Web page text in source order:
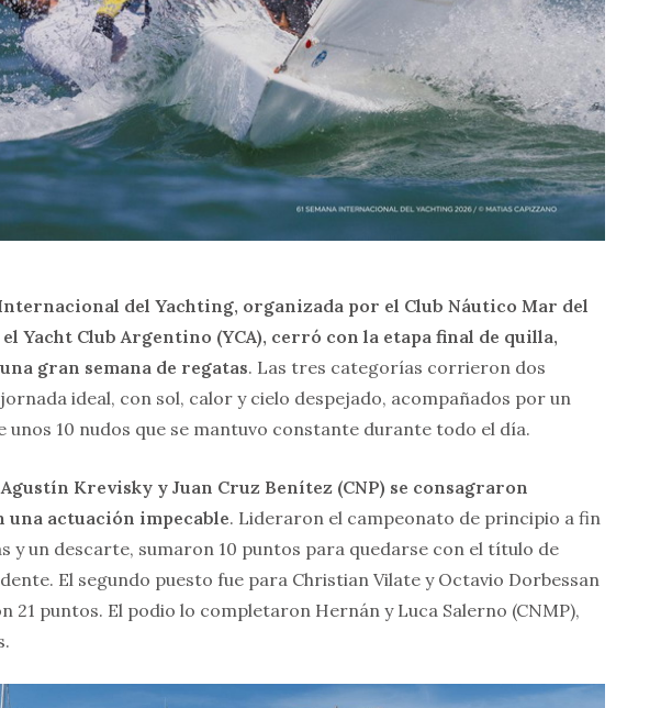
Internacional del Yachting, organizada por el Club Náutico Mar del
el Yacht Club Argentino (YCA), cerró con la etapa final de quilla,
gran semana de regatas. Las tres categorías corrieron dos
ideal, con sol, calor y cielo despejado, acompañados por un
unos 10 nudos que se mantuvo constante durante todo el día.
Agustín Krevisky y Juan Cruz Benítez (CNP) se consagraron
una actuación impecable. Lideraron el campeonato de principio a fin
y un descarte, sumaron 10 puntos para quedarse con el título de
El segundo puesto fue para Christian Vilate y Octavio Dorbessan
21 puntos. El podio lo completaron Hernán y Luca Salerno (CNMP),